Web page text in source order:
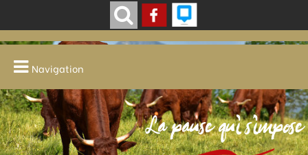
Navigation
La pause qui s'impose